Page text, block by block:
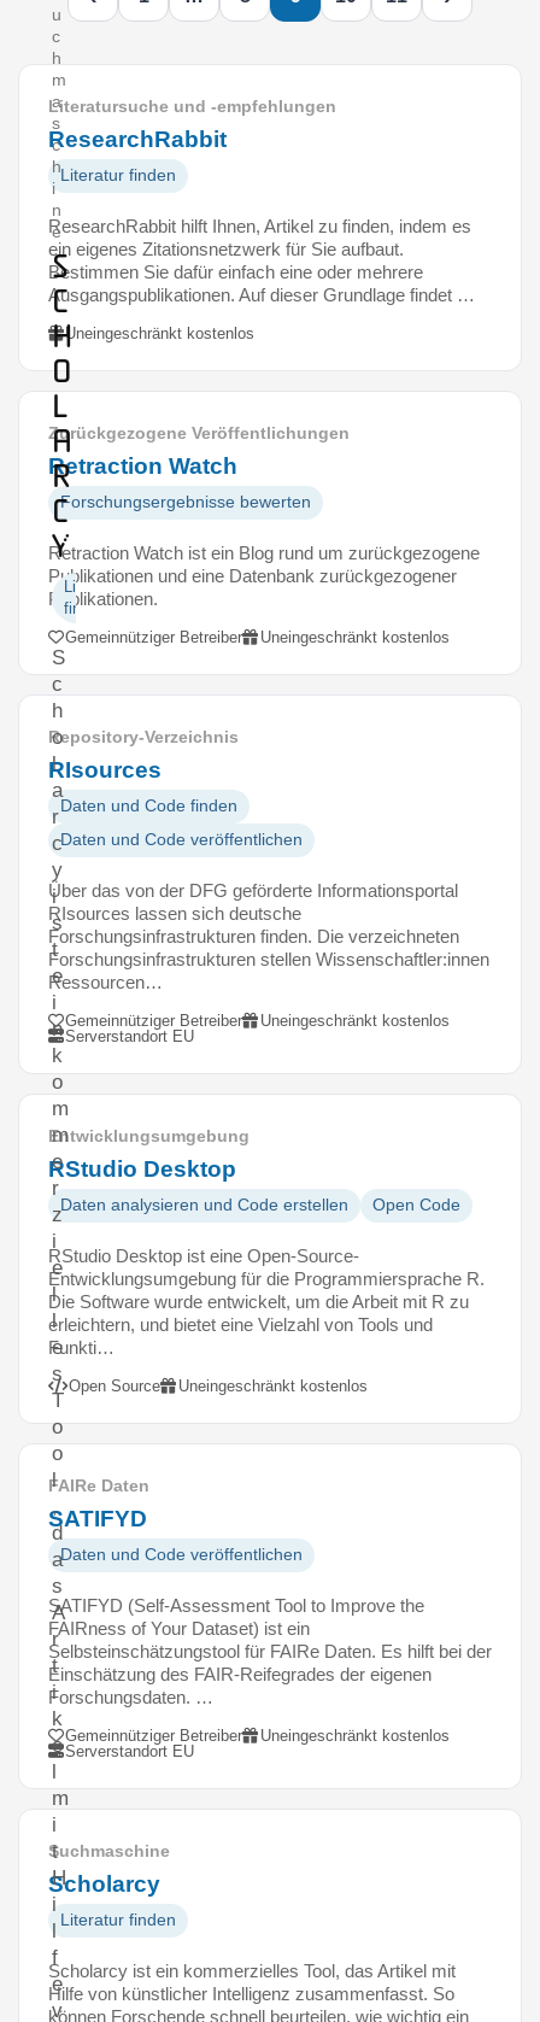
u
c
h
m
a
s
c
h
i
n
e
S
c
h
o
l
a
r
c
y
Literatur
finden
S
c
h
o
l
a
r
c
y
i
s
t
e
i
n
k
o
m
m
e
r
z
i
e
l
l
e
s
T
o
o
l
,
d
a
s
A
r
t
i
k
e
l
m
i
t
H
i
l
f
e
v
Literatursuche und -empfehlungen
ResearchRabbit
Literatur finden
ResearchRabbit hilft Ihnen, Artikel zu finden, indem es
ein eigenes Zitationsnetzwerk für Sie aufbaut.
Bestimmen Sie dafür einfach eine oder mehrere
Ausgangspublikationen. Auf dieser Grundlage findet …
Uneingeschränkt kostenlos
Zurückgezogene Veröffentlichungen
Retraction Watch
Forschungsergebnisse bewerten
Retraction Watch ist ein Blog rund um zurückgezogene
Publikationen und eine Datenbank zurückgezogener
Publikationen.
Gemeinnütziger Betreiber Uneingeschränkt kostenlos
Repository-Verzeichnis
RIsources
Daten und Code finden
Daten und Code veröffentlichen
Über das von der DFG geförderte Informationsportal
RIsources lassen sich deutsche
Forschungsinfrastrukturen finden. Die verzeichneten
Forschungsinfrastrukturen stellen Wissenschaftler:innen
Ressourcen…
Gemeinnütziger Betreiber
Uneingeschränkt kostenlos
Serverstandort EU
Entwicklungsumgebung
RStudio Desktop
Daten analysieren und Code erstellen Open Code
RStudio Desktop ist eine Open-Source-
Entwicklungsumgebung für die Programmiersprache R.
Die Software wurde entwickelt, um die Arbeit mit R zu
erleichtern, und bietet eine Vielzahl von Tools und
Funkti…
Open Source Uneingeschränkt kostenlos
FAIRe Daten
SATIFYD
Daten und Code veröffentlichen
SATIFYD (Self-Assessment Tool to Improve the
FAIRness of Your Dataset) ist ein
Selbsteinschätzungstool für FAIRe Daten. Es hilft bei der
Einschätzung des FAIR-Reifegrades der eigenen
Forschungsdaten. …
Gemeinnütziger Betreiber
Uneingeschränkt kostenlos
Serverstandort EU
Suchmaschine
Scholarcy
Literatur finden
Scholarcy ist ein kommerzielles Tool, das Artikel mit
Hilfe von künstlicher Intelligenz zusammenfasst. So
können Forschende schnell beurteilen, wie wichtig ein